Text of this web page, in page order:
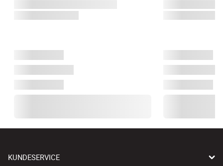
KUNDESERVICE